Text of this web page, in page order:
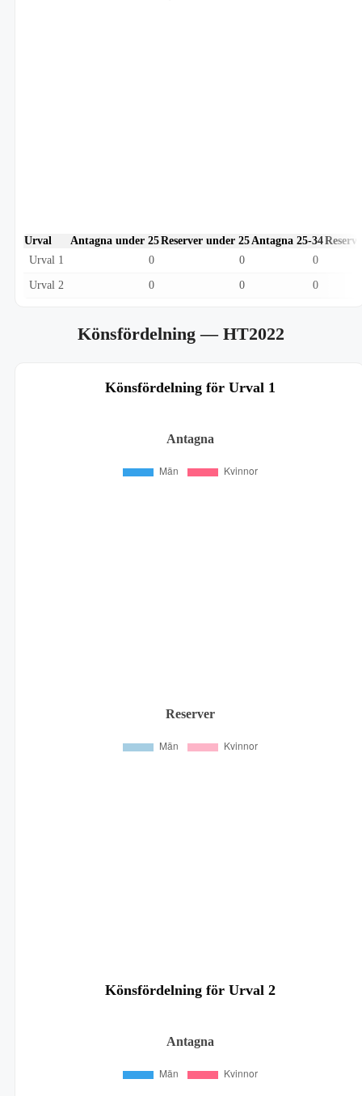
Urval Antagna under 25Reserver under 25Antagna 25-34
Urval 1
0 0 0
Urval 2 0 0 0
Könsfördelning— HT2022
Könsfördelning för Urval 1
Antagna
Reserver
Könsfördelning för Urval 2
Antagna